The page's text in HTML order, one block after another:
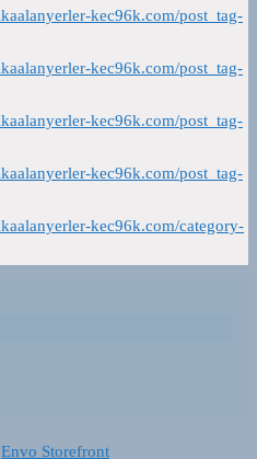
kec96k.com/post_tag-
kec96k.com/post_tag-
kec96k.com/post_tag-
kec96k.com/post_tag-
kec96k.com/category-
Envo Storefront